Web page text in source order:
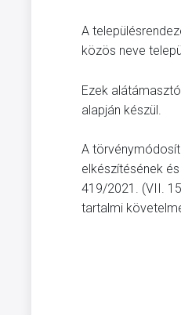
A
közös neve
Ezek
alapján készül.
A
elkészítésének
419/2021. (VII.
tartalmi